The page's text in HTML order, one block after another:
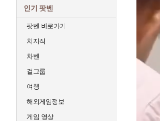
인기 팟벤
팟벤 바로가기
치지직
차벤
걸그룹
여행
해외게임정보
게임 영상